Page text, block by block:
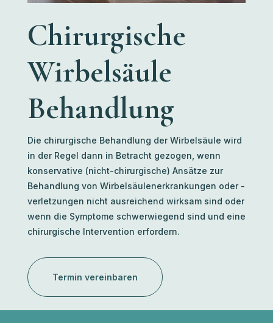
Chirurgische
Wirbelsäule
Behandlung
Die chirurgische Behandlung der Wirbelsäule wird
in der Regel dann in Betracht gezogen, wenn
konservative (nicht-chirurgische) Ansätze zur
Behandlung von Wirbelsäulenerkrankungen oder -
verletzungen nicht ausreichend wirksam sind oder
wenn die Symptome schwerwiegend sind und eine
chirurgische Intervention erfordern.
Termin vereinbaren